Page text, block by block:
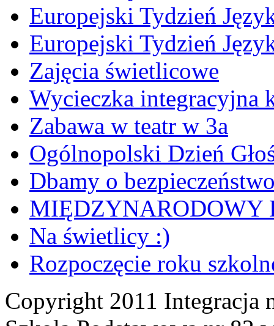
Europejski Tydzień
Europejski Tydzień
Zajęcia świetlicowe
Wycieczka integracyjna
Zabawa w teatr w 3a
Ogólnopolski Dzień
Dbamy o
MIĘDZYNARODOWY
Na świetlicy :)
Rozpoczęcie roku
Copyright 2011 Integracja